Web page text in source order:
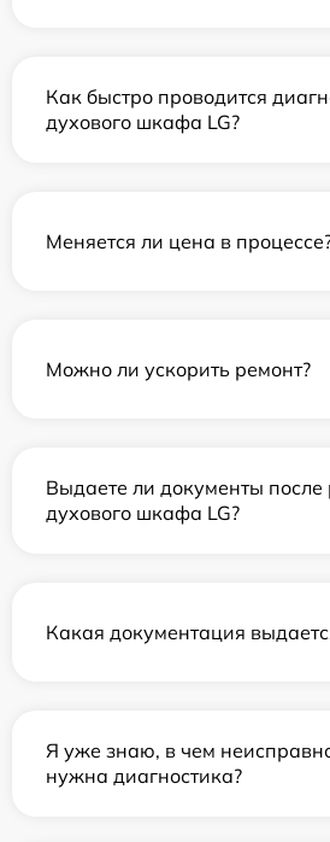
Как быстро проводится
духового шкафа LG?
Меняется ли цена в
Можно ли ускорить ремонт?
Выдаете ли документы после
духового шкафа LG?
Какая документация
Я уже знаю, в чем
нужна диагностика?